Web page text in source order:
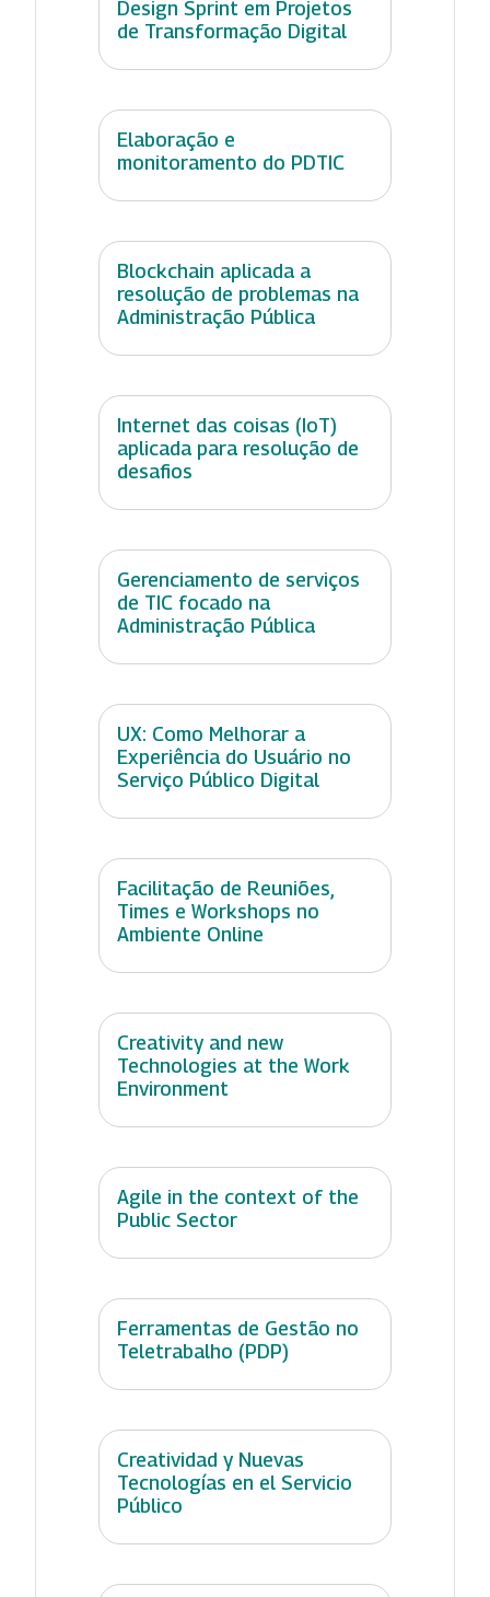
Design Sprint em Projetos
de Transformação Digital
Elaboração e
monitoramento do PDTIC
Blockchain aplicada a
resolução de problemas na
Administração Pública
Internet das coisas (IoT)
aplicada para resolução de
desafios
Gerenciamento de serviços
de TIC focado na
Administração Pública
UX: Como Melhorar a
Experiência do Usuário no
Serviço Público Digital
Facilitação de Reuniões,
Times e Workshops no
Ambiente Online
Creativity and new
Technologies at the Work
Environment
Agile in the context of the
Public Sector
Ferramentas de Gestão no
Teletrabalho (PDP)
Creatividad y Nuevas
Tecnologías en el Servicio
Público